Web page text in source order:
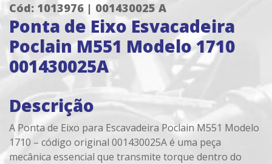
Cód: 1013976 | 001430025 A
Ponta de Eixo Esvacadeira
Poclain M551 Modelo 1710
001430025A
Descrição
A Ponta de Eixo para Escavadeira Poclain M551 Modelo
1710 – código original 001430025A é uma peça
mecânica essencial que transmite torque dentro do